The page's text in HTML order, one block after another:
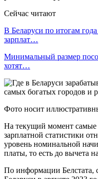
Сейчас читают
В Беларуси по итогам
зарплат…
Минимальный размер
хотят…
Фото носит
На текущий момент
зарплатной статистики
уровень номинальной
платы, то есть до вычета
По информации Белстата,